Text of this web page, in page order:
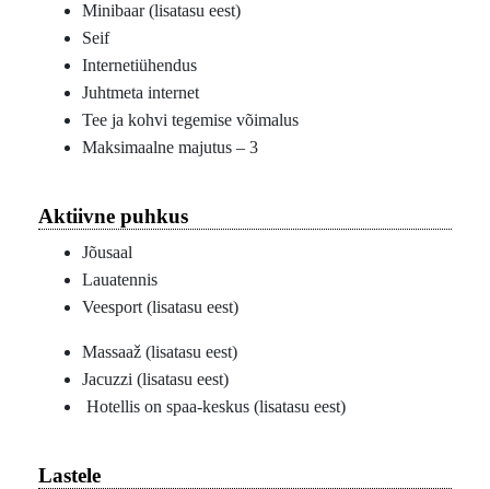
Minibaar (lisatasu eest)
Seif
Internetiühendus
Juhtmeta internet
Tee ja kohvi tegemise võimalus
Maksimaalne majutus – 3
Aktiivne puhkus
Jõusaal
Lauatennis
Veesport (lisatasu eest)
Massaaž (lisatasu eest)
Jacuzzi (lisatasu eest)
Hotellis on spaa-keskus (lisatasu eest)
Lastele